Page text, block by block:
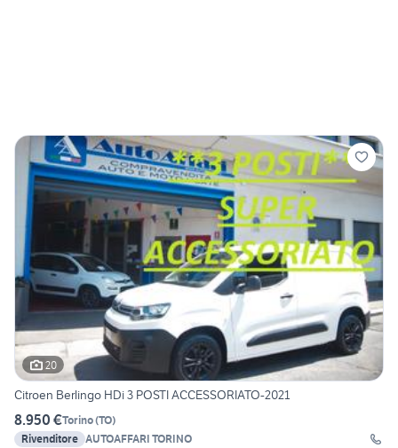
20
Citroen Berlingo HDi 3 POSTI ACCESSORIATO-2021
8.950 €Torino(TO)
Rivenditore AUTOAFFARI TORINO